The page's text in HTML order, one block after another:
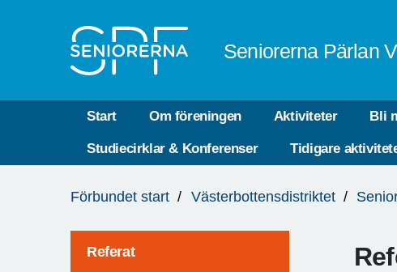
Seniorerna Pärlan
Start Om föreningen Aktiviteter Bli
Studiecirklar & Konferenser Tidigare
är
Förbundet start Västerbottensdistriktet
Referat